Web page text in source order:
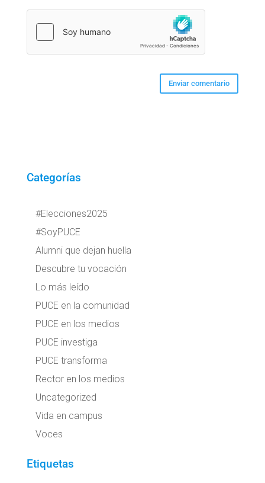
Categorías
#Elecciones2025
#SoyPUCE
Alumni que dejan huella
Descubre tu vocación
Lo más leído
PUCE en la comunidad
PUCE en los medios
PUCE investiga
PUCE transforma
Rector en los medios
Uncategorized
Vida en campus
Voces
Etiquetas